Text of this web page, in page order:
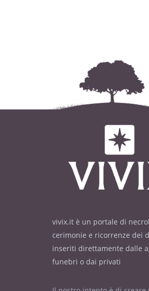
vivix.it è un portale di
cerimonie e ricorrenze dei
inseriti direttamente dalle
funebri o dai privati